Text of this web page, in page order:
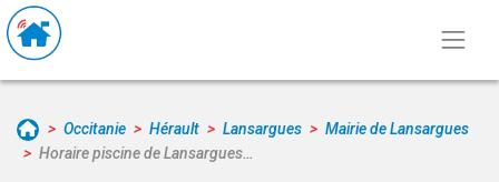
Occitanie Hérault Lansargues
Mairie de Lansargues
Horaire piscine de Lansargues…